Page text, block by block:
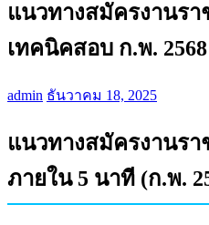
แนวทางสมัครงานร
เทคนิคสอบ ก.พ. 2568
admin ธันวาคม 18, 2025
แนวทางสมัครงานรา
ภายใน 5 นาที (ก.พ.